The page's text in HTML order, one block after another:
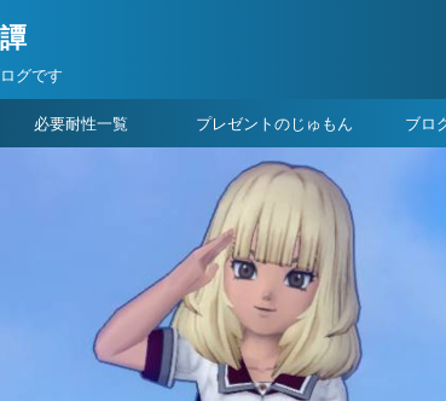
グです
必要耐性一覧 プレゼントのじゅもん ブロ